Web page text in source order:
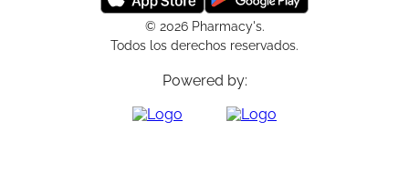
© 2026 Pharmacy's.
Todos los derechos reservados.
Powered by: